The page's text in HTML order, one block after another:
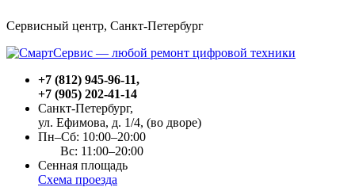
Сервисный центр, Cанкт-Петербург
+7 (812) 945-96-11,
+7 (905) 202-41-14
Санкт-Петербург,
ул. Ефимова, д. 1/4, (во дворе)
Пн–Сб: 10:00–20:00
Вс: 11:00–20:00
Сенная площадь
Схема проезда